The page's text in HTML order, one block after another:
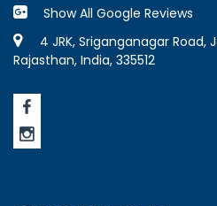
Show All Google Reviews
4 JRK, Sriganganagar
Rajasthan, India, 335512